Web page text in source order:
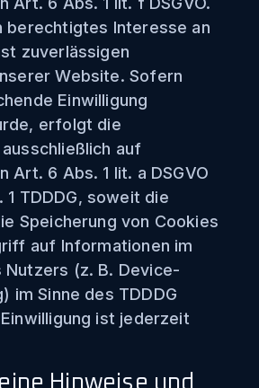
berechtigtes Interesse an
zuverlässigen
Website. Sofern
Einwilligung
erfolgt die
auf
Art. 6 Abs. 1 lit. a DSGVO
1 TDDDG, soweit die
Speicherung von Cookies
auf Informationen im
Nutzers (z. B. Device-
im Sinne des TDDDG
ist jederzeit
Hinweise und